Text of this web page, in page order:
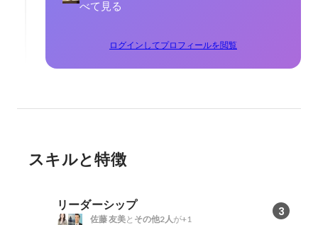
べて見る
ログインしてプロフィールを閲覧
スキルと特徴
リーダーシップ 3
佐藤 友美と その他2人が+1